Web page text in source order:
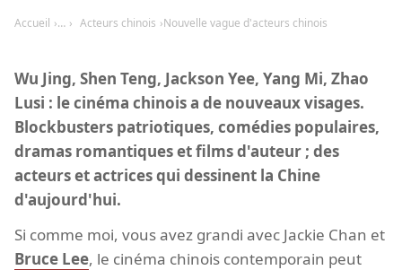
Accueil Acteurs chinois Nouvelle vague d'acteurs chinois
Wu Jing, Shen Teng, Jackson Yee, Yang Mi, Zhao
Lusi : le cinéma chinois a de nouveaux visages.
Blockbusters patriotiques, comédies populaires,
dramas romantiques et films d'auteur ; des
acteurs et actrices qui dessinent la Chine
d'aujourd'hui.
Si comme moi, vous avez grandi avec Jackie Chan et
Bruce Lee, le cinéma chinois contemporain peut